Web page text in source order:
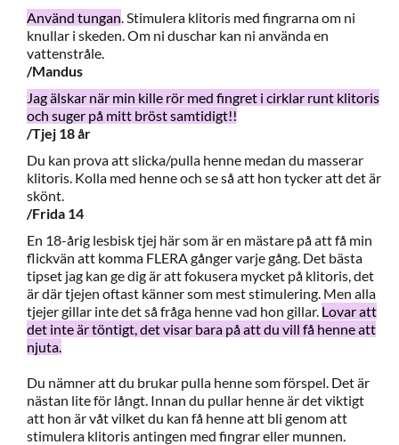
Använd tungan. Stimulera klitoris med fingrarna om ni
knullar i skeden. Om ni duschar kan ni använda en
vattenstråle.
/Mandus
Jag älskar när min kille rör med fingret i cirklar runt klitoris
och suger på mitt bröst samtidigt!!
/Tjej 18 år
Du kan prova att slicka/pulla henne medan du masserar
klitoris. Kolla med henne och se så att hon tycker att det är
skönt.
/Frida 14
En 18-årig lesbisk tjej här som är en mästare på att få min
flickvän att komma FLERA gånger varje gång. Det bästa
tipset jag kan ge dig är att fokusera mycket på klitoris, det
är där tjejen oftast känner som mest stimulering. Men alla
tjejer gillar inte det så fråga henne vad hon gillar. Lovar att
det inte är töntigt, det visar bara på att du vill få henne att
njuta.
Du nämner att du brukar pulla henne som förspel. Det är
nästan lite för långt. Innan du pullar henne är det viktigt
att hon är våt vilket du kan få henne att bli genom att
stimulera klitoris antingen med fingrar eller munnen.